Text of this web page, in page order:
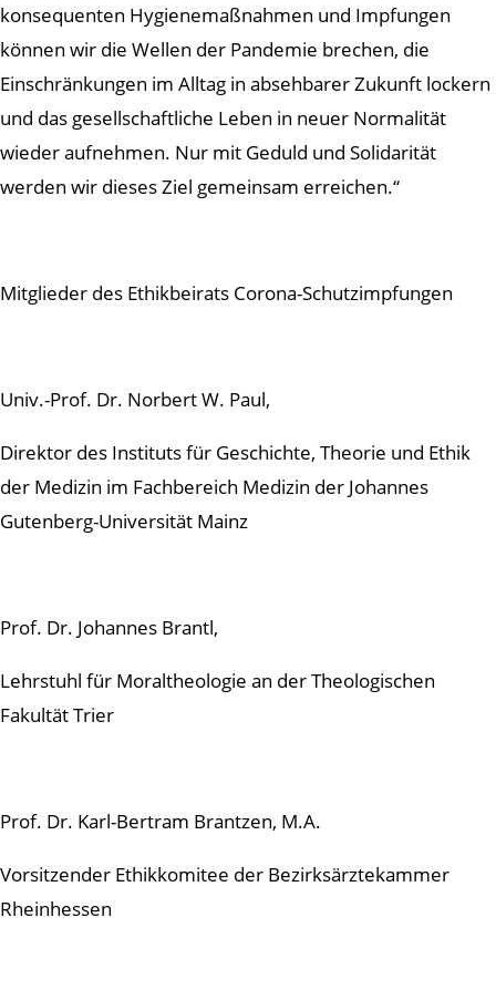
konsequenten Hygienemaßnahmen und Impfungen
können wir die Wellen der Pandemie brechen, die
Einschränkungen im Alltag in absehbarer Zukunft lockern
und das gesellschaftliche Leben in neuer Normalität
wieder aufnehmen. Nur mit Geduld und Solidarität
werden wir dieses Ziel gemeinsam erreichen.“
Mitglieder des Ethikbeirats Corona-Schutzimpfungen
Univ.-Prof. Dr. Norbert W. Paul,
Direktor des Instituts für Geschichte, Theorie und Ethik
der Medizin im Fachbereich Medizin der Johannes
Gutenberg-Universität Mainz
Prof. Dr. Johannes Brantl,
Lehrstuhl für Moraltheologie an der Theologischen
Fakultät Trier
Prof. Dr. Karl-Bertram Brantzen, M.A.
Vorsitzender Ethikkomitee der Bezirksärztekammer
Rheinhessen